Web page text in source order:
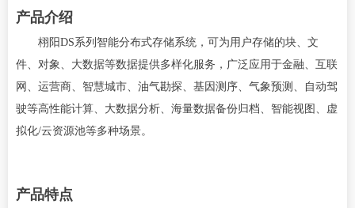
产品介绍
栩阳DS系列智能分布式存储系统，可为用户存储的块、文
件、对象、大数据等数据提供多样化服务，广泛应用于金融、互联
网、运营商、智慧城市、油气勘探、基因测序、气象预测、自动驾
驶等高性能计算、大数据分析、海量数据备份归档、智能视图、虚
拟化/云资源池等多种场景。
产品特点